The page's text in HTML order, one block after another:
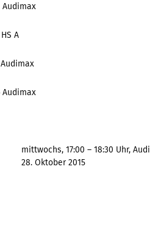
A
Audimax
mittwochs, 17:00 – 18:30 Uhr,
Oktober 2015